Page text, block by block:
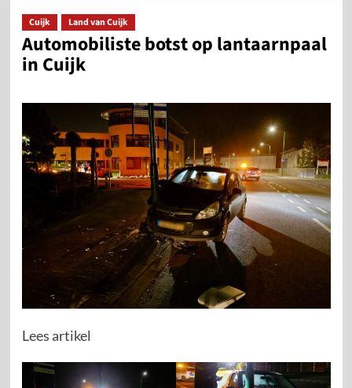
Cuijk Land van Cuijk
Automobiliste botst op lantaarnpaal
in Cuijk
Lees artikel